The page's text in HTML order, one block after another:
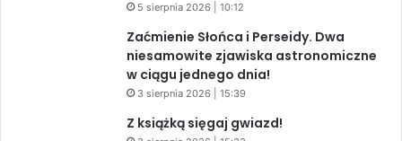
5 sierpnia 2026 | 10:12
Zaćmienie Słońca i Perseidy. Dwa
niesamowite zjawiska astronomiczne
w ciągu jednego dnia!
3 sierpnia 2026 | 15:39
Z książką sięgaj gwiazd!